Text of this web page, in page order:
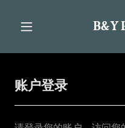
B&Y
账户登录